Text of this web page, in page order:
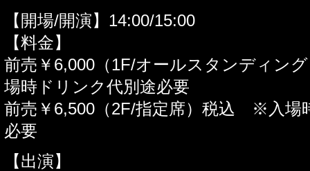
【開場/開演】14:00/15:00
【料金】
前売￥6,000（1F/オールスタンディ
場時ドリンク代別途必要
前売￥6,500（2F/指定席）税込 ※入場
必要
【出演】